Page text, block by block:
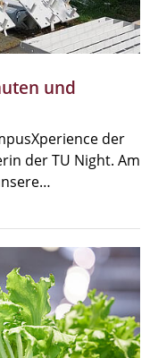
und
der
der TU Night. Am